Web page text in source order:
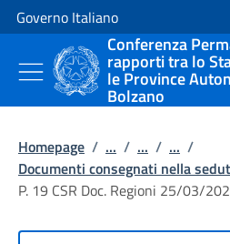
Vai al contenuto
Vai alla navigazione del sito
Governo Italiano
Conferenza
rapporti tra lo
le Province
Bolzano
Homepage / ... / ... / ... /
Documenti consegnati nella
P. 19 CSR Doc. Regioni 25/03/